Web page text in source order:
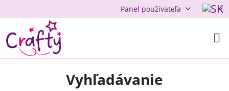
Panel používateľa
Vyhľadávanie